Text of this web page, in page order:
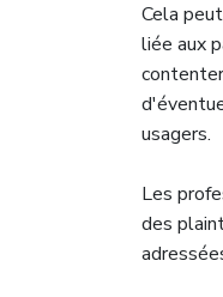
Cela
liée aux
usagers.
Les
des